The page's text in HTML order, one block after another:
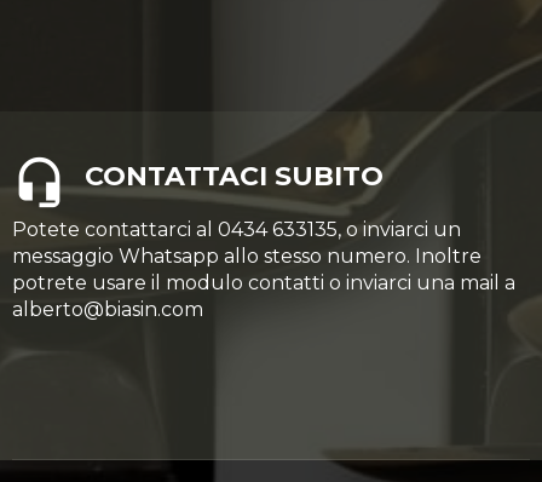
CONTATTACI SUBITO
Potete contattarci al 0434 633135, o inviarci un
messaggio Whatsapp allo stesso numero. Inoltre
potrete usare il modulo contatti o inviarci una mail a
alberto@biasin.com